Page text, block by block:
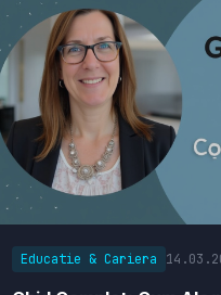
Educatie & Cariera